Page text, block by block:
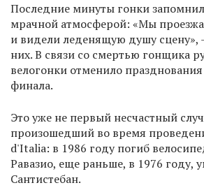
Последние минуты гонки
мрачной атмосферой: «Мы
и видели леденящую душу сцену»,
них. В связи со смертью гонщика
велогонки отменило
финала.
Это уже не первый несчастный
произошедший во время
d'Italia: в 1986 году погиб
Равазио, еще раньше, в 1976 году,
Сантистебан.